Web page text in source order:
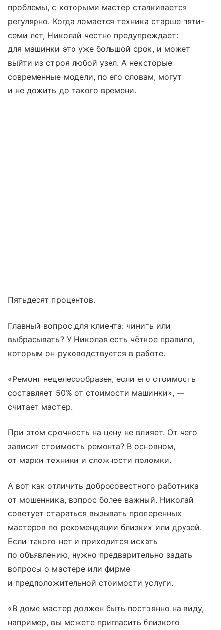
проблемы, с которыми мастер сталкивается
регулярно. Когда ломается техника старше пяти-
семи лет, Николай честно предупреждает:
для машинки это уже большой срок, и может
выйти из строя любой узел. А некоторые
современные модели, по его словам, могут
и не дожить до такого времени.
Пятьдесят процентов.
Главный вопрос для клиента: чинить или
выбрасывать? У Николая есть чёткое правило,
которым он руководствуется в работе.
«Ремонт нецелесообразен, если его стоимость
составляет 50% от стоимости машинки», —
считает мастер.
При этом срочность на цену не влияет. От чего
зависит стоимость ремонта? В основном,
от марки техники и слож­но­сти поломки.
А вот как отличить добросовестного работника
от мошенника, вопрос более важный. Николай
советует стараться вызывать проверенных
мастеров по рекомендации близких или друзей.
Если такого нет и приходится искать
по объявлению, нужно предварительно задать
вопросы о мастере или фирме
и предположительной стоимости услуги.
«В доме мастер должен быть постоянно на виду,
например, вы можете пригласить близкого